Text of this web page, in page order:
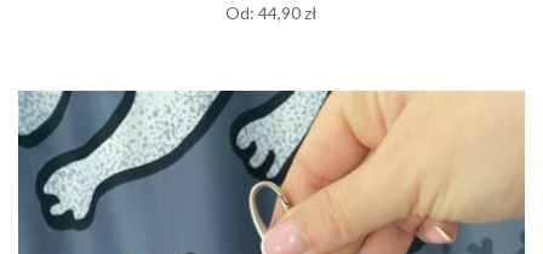
Od: 44,90zł